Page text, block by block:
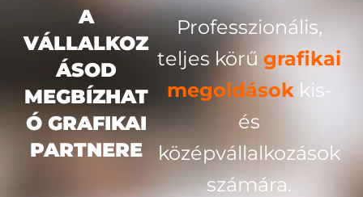
A
VÁLLALKOZ
ÁSOD
MEGBÍZHAT
Ó GRAFIKAI
PARTNERE
Professzionális,
teljes körűgrafikai
megoldásokkis-
és
középvállalkozások
számára.